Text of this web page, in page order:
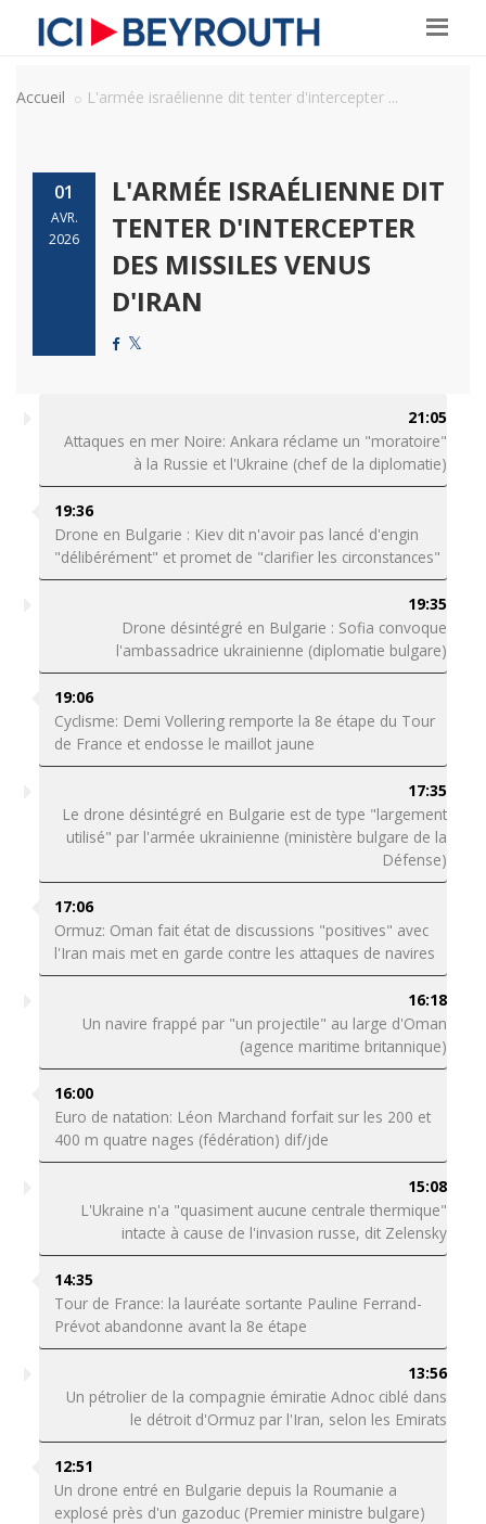
Accueil L'armée israélienne dit tenter d'intercepter ...
01
AVR.
2026
L'ARMÉE ISRAÉLIENNE DIT
TENTER D'INTERCEPTER
DES MISSILES VENUS
D'IRAN
21:05
Attaques en mer Noire: Ankara réclame un "moratoire"
à la Russie et l'Ukraine (chef de la diplomatie)
19:36
Drone en Bulgarie : Kiev dit n'avoir pas lancé d'engin
"délibérément" et promet de "clarifier les circonstances"
19:35
Drone désintégré en Bulgarie : Sofia convoque
l'ambassadrice ukrainienne (diplomatie bulgare)
19:06
Cyclisme: Demi Vollering remporte la 8e étape du Tour
de France et endosse le maillot jaune
17:35
Le drone désintégré en Bulgarie est de type "largement
utilisé" par l'armée ukrainienne (ministère bulgare de la
Défense)
17:06
Ormuz: Oman fait état de discussions "positives" avec
l'Iran mais met en garde contre les attaques de navires
16:18
Un navire frappé par "un projectile" au large d'Oman
(agence maritime britannique)
16:00
Euro de natation: Léon Marchand forfait sur les 200 et
400 m quatre nages (fédération) dif/jde
15:08
L'Ukraine n'a "quasiment aucune centrale thermique"
intacte à cause de l'invasion russe, dit Zelensky
14:35
Tour de France: la lauréate sortante Pauline Ferrand-
Prévot abandonne avant la 8e étape
13:56
Un pétrolier de la compagnie émiratie Adnoc ciblé dans
le détroit d'Ormuz par l'Iran, selon les Emirats
12:51
Un drone entré en Bulgarie depuis la Roumanie a
explosé près d'un gazoduc (Premier ministre bulgare)